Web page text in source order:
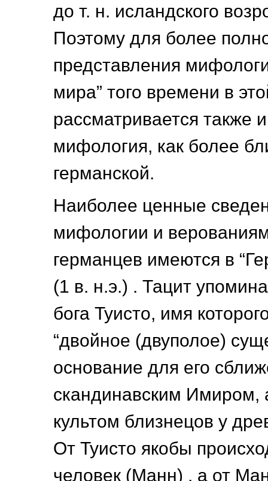
до т. н. исландского
Поэтому для более
представления
мира” того времени в
рассматривается также
мифология, как более
германской.
Наиболее ценные
мифологии и
германцев имеются в
(1 в. н.э.) . Тацит
бога Туисто, имя
“двойное (двуполое)
основание для его
скандинавским Имиром,
культом близнецов у
От Туисто якобы
человек (Манн) , а от